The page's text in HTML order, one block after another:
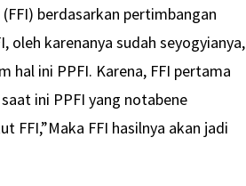
berdasarkan pertimbangan
karenanya sudah seyogyianya,
ini PPFI. Karena, FFI pertama
ini PPFI yang notabene
FFI,”Maka FFI hasilnya akan jadi